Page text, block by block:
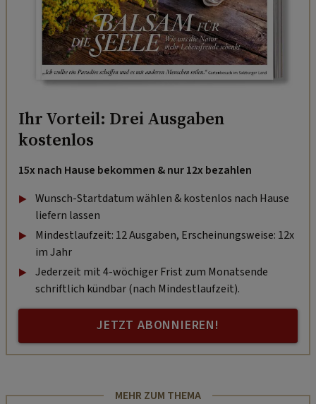
Ihr Vorteil: Drei Ausgaben
kostenlos
15x nach Hause bekommen & nur 12x bezahlen
Wunsch-Startdatum wählen & kostenlos nach Hause
liefern lassen
Mindestlaufzeit: 12 Ausgaben, Erscheinungsweise: 12x
im Jahr
Jederzeit mit 4-wöchiger Frist zum Monatsende
schriftlich kündbar (nach Mindestlaufzeit).
JETZT ABONNIEREN!
MEHR ZUM THEMA